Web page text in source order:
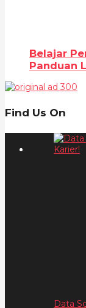
Belajar
Panduan
Find Us On
Data